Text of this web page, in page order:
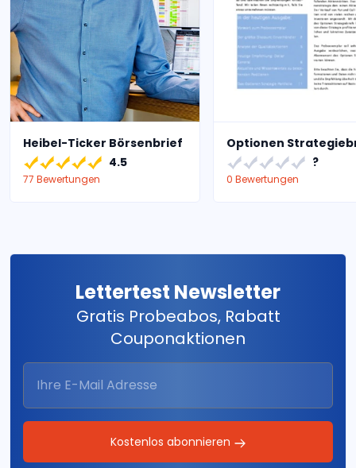
Heibel-Ticker Börsenbrief
4.5
77 Bewertungen
Optionen
?
0 Bewertungen
Lettertest Newsletter
Gratis Probeabos, Rabatt
Couponaktionen
Kostenlos abonnieren